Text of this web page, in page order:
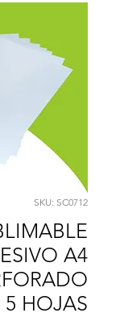
SKU: SC0712
A4
5 HOJAS